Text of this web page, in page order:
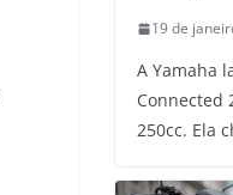
19 de
A Yamaha
Connected
250cc. Ela